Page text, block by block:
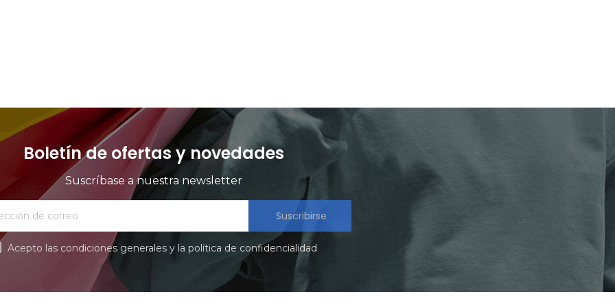
Boletín de ofertas y novedades
Suscríbase a nuestra newsletter
Suscribirse
Acepto las condiciones generales y la política de confidencialidad